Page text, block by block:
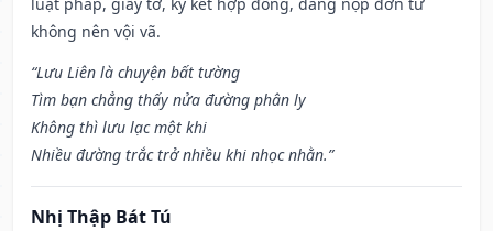
không nên vội vã.
“Lưu Liên là chuyện bất tường
Tìm bạn chẳng thấy nửa đường phân ly
Không thì lưu lạc một khi
Nhiều đường trắc trở nhiều khi nhọc nhằn.”
Nhị Thập Bát Tú